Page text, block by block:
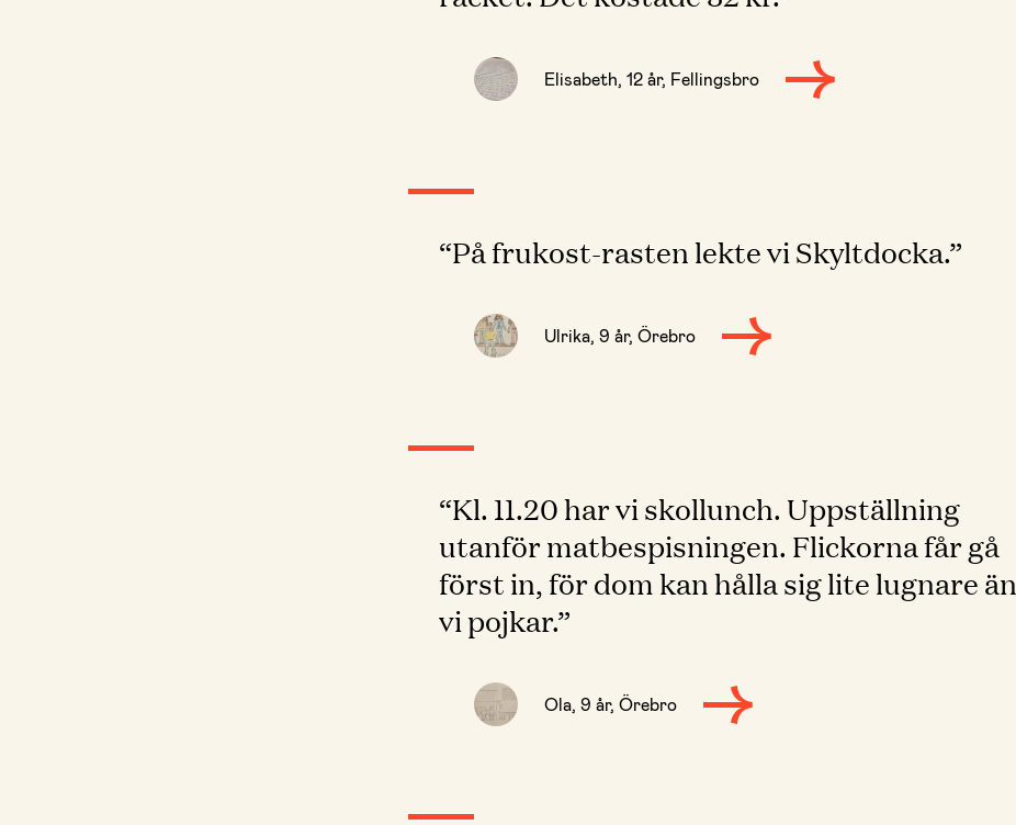
Elisabeth, 12 år, Fellingsbro
“På frukost-rasten lekte vi Skyltdocka.”
Ulrika, 9 år, Örebro
“Kl. 11.20 har vi skollunch. Uppställning
utanför matbespisningen. Flickorna får gå
först in, för dom kan hålla sig lite lugnare än
vi pojkar.”
Ola, 9 år, Örebro